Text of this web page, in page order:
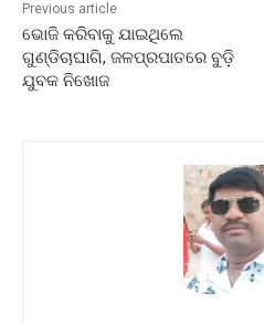
Previous article
ଭୋଜି କରିବାକୁ ଯାଇଥିଲେ
ଗୁଣ୍ଡିଚାଘାଗି, ଜଳପ୍ରପାତରେ ବୁଡ଼ି
ଯୁବକ ନିଖୋଜ